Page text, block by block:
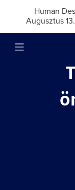
Human
Augusztus